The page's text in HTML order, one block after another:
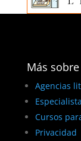
Más
Agencias
Cursos
Privacidad